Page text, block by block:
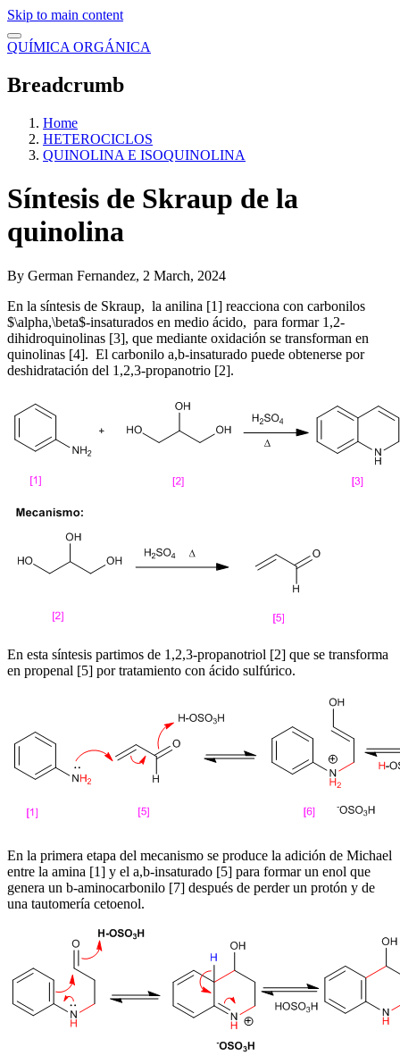
Skip to main content
QUÍMICA ORGÁNICA
Breadcrumb
Home
HETEROCICLOS
QUINOLINA E ISOQUINOLINA
Síntesis de Skraup de la
quinolina
By German Fernandez, 2 March, 2024
En la síntesis de Skraup, la anilina [1] reacciona con carbonilos
$\alpha,\beta$-insaturados en medio ácido, para formar 1,2-
dihidroquinolinas [3], que mediante oxidación se transforman en
quinolinas [4]. El carbonilo a,b-insaturado puede obtenerse por
deshidratación del 1,2,3-propanotrio [2].
En esta síntesis partimos de 1,2,3-propanotriol [2] que se transforma
en propenal [5] por tratamiento con ácido sulfúrico.
En la primera etapa del mecanismo se produce la adición de Michael
entre la amina [1] y el a,b-insaturado [5] para formar un enol que
genera un b-aminocarbonilo [7] después de perder un protón y de
una tautomería cetoenol.